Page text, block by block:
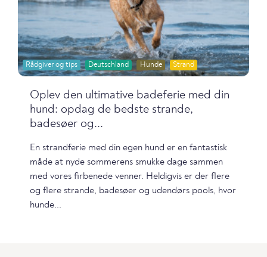
Rådgiver og tips Deutschland Hunde Strand
Oplev den ultimative badeferie med din
hund: opdag de bedste strande,
badesøer og...
En strandferie med din egen hund er en fantastisk
måde at nyde sommerens smukke dage sammen
med vores firbenede venner. Heldigvis er der flere
og flere strande, badesøer og udendørs pools, hvor
hunde...